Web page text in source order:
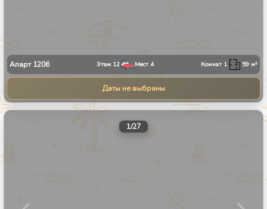
Апарт 1206 Этаж 12 Мест 4 Комнат 1 59 м²
Даты не выбраны
1/27